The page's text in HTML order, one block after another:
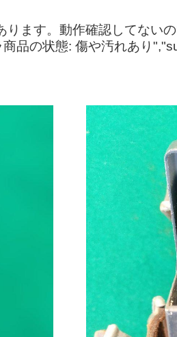
ます。動作確認してない
品の状態: 傷や汚れあり